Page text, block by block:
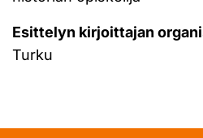
Esittelyn kirjoittajan
Turku